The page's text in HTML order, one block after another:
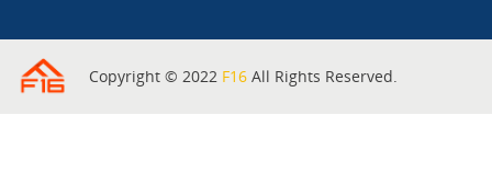
Copyright © 2022 F16 All Rights Reserved.